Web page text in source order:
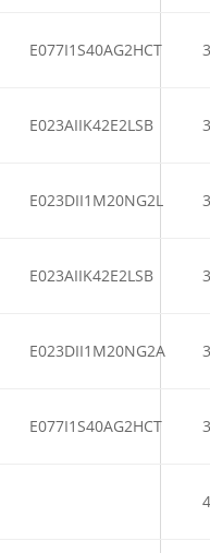
E077I1S40AG2HCT
E023AIIK42E2LSB
E023DII1M20NG2L
E023AIIK42E2LSB
E023DII1M20NG2A
E077I1S40AG2HCT